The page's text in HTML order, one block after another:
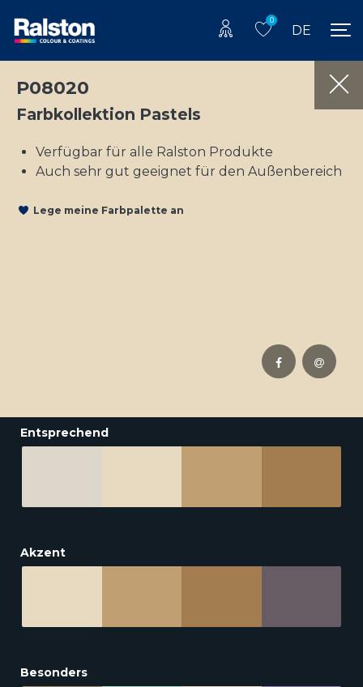
0
DE
P08020
Farbkollektion Pastels
Verfügbar für alle Ralston Produkte
Auch sehr gut geeignet für den Außenbereich
Lege meine Farbpalette an
Entsprechend
Akzent
Besonders